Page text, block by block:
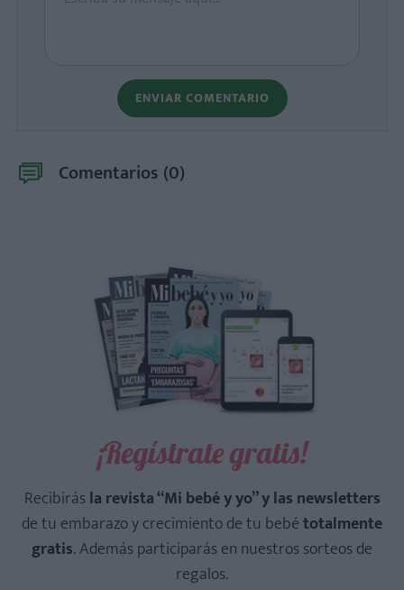
ENVIAR COMENTARIO
Comentarios (0)
¡Regístrate gratis!
Recibirásla revista “Mi bebé y yo” y las newsletters
de tu embarazo y crecimiento de tu bebétotalmente
gratis. Además participarás en nuestros sorteos de
regalos.